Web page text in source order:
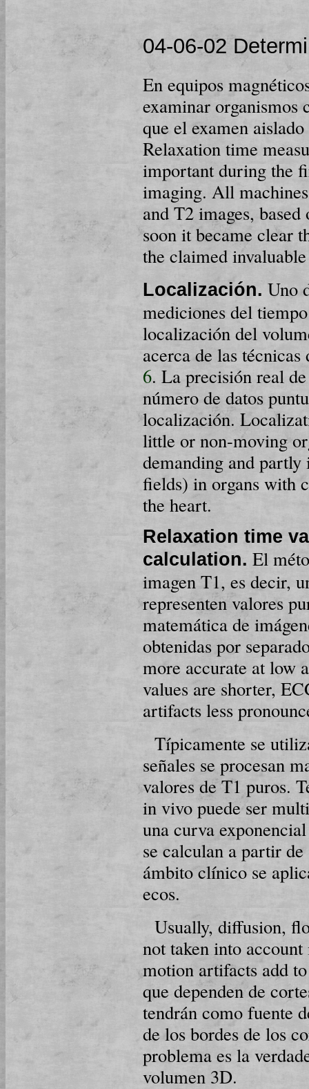
04-06-02
En equipos
examinar organismos
que el examen
Relaxation time
important during the
imaging. All
and T2 images,
soon it became clear
the claimed
Localización. Uno
mediciones del
localización del
acerca de las
6. La precisión real
número de datos
localización.
little or non-moving
demanding and
fields) in organs with
the heart.
Relaxation time
calculation. El
imagen T1, es decir,
representen valores
matemática de
obtenidas por
more accurate at low
values are shorter,
artifacts less
Típicamente se
señales se procesan
valores de T1 puros.
in vivo puede ser
una curva
se calculan a partir
ámbito clínico se
ecos.
Usually, diffusion,
not taken into
motion artifacts add
que dependen de
tendrán como fuente
de los bordes de los
problema es la
volumen 3D.